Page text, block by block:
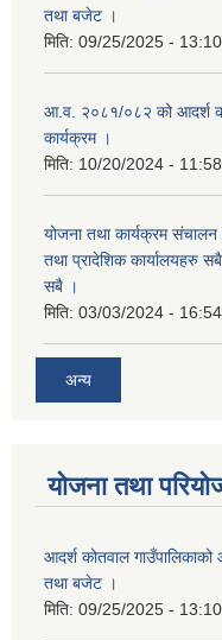
तथा बजेट ।
मिति: 09/25/2025 - 13:10
आ.व. २०८१/०८२ को आदर्श
कार्यक्रम ।
मिति: 10/20/2024 - 11:58
योजना तथा कार्यक्रम
तथा प्रादेशिक कार्यालयहरु
सबै ।
मिति: 03/03/2024 - 16:54
अन्य
योजना तथा
आदर्श कोतवाल
तथा बजेट ।
मिति: 09/25/2025 - 13:10